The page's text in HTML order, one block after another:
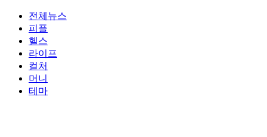
전체뉴스
피플
헬스
라이프
컬처
머니
테마